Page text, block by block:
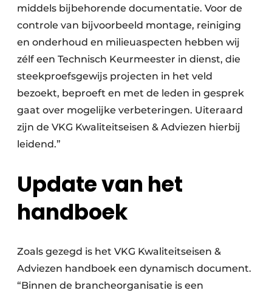
middels bijbehorende documentatie. Voor de
controle van bijvoorbeeld montage, reiniging
en onderhoud en milieuaspecten hebben wij
zélf een Technisch Keurmeester in dienst, die
steekproefsgewijs projecten in het veld
bezoekt, beproeft en met de leden in gesprek
gaat over mogelijke verbeteringen. Uiteraard
zijn de VKG Kwaliteitseisen & Adviezen hierbij
leidend.”
Update van het
handboek
Zoals gezegd is het VKG Kwaliteitseisen &
Adviezen handboek een dynamisch document.
“Binnen de brancheorganisatie is een